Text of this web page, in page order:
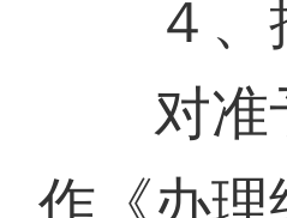
４、
对准予
作《办